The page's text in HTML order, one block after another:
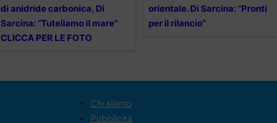
di anidride carbonica, Di
Sarcina: “Tuteliamo il mare”
CLICCA PER LE FOTO
orientale. Di Sarcina: “Pronti
per il rilancio”
Chi siamo
Pubblicità